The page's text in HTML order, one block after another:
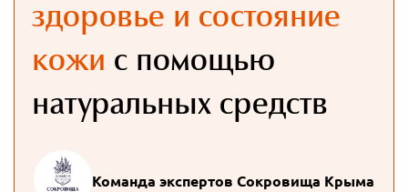
здоровье и состояние
кожи с помощью
натуральных средств
Команда экспертов Сокровища Крыма